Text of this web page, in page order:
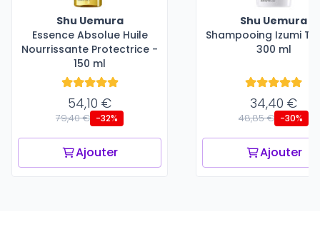
Shu Uemura
Essence Absolue Huile
Nourrissante Protectrice -
150 ml
54,10 €
79,40 € -32%
Ajouter
Shu Uemura
Shampooing Izumi
300 ml
34,40 €
48,85 € -30%
Ajouter